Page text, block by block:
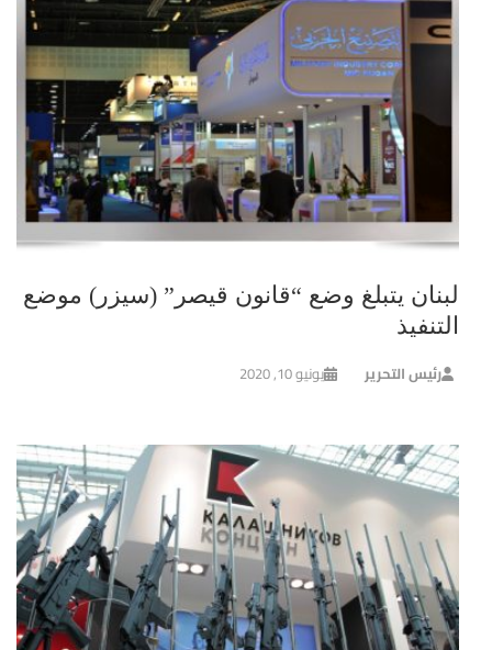
لبنان يتبلغ وضع “قانون قيصر” (سيزر) موضع
التنفيذ
رئيس التحرير يونيو 10, 2020